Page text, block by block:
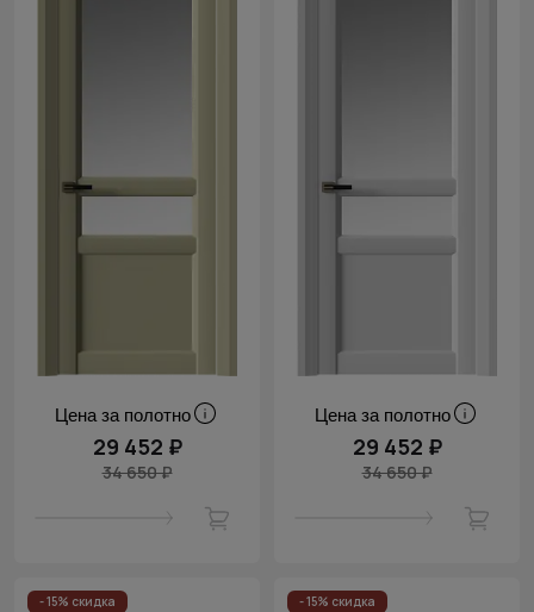
Цена за полотно
29 452 ₽
34 650 ₽
Цена за полотно
29 452 ₽
34 650 ₽
- 15% скидка - 15% скидка